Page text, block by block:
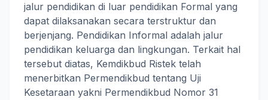
jalur pendidikan di luar pendidikan Formal yang
dapat dilaksanakan secara terstruktur dan
berjenjang. Pendidikan Informal adalah jalur
pendidikan keluarga dan lingkungan. Terkait hal
tersebut diatas, Kemdikbud Ristek telah
menerbitkan Permendikbud tentang Uji
Kesetaraan yakni Permendikbud Nomor 31